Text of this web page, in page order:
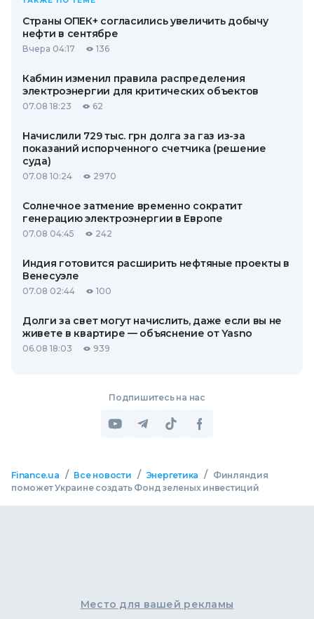
Страны ОПЕК+ согласились увеличить добычу
нефти в сентябре
Вчера 04:17 136
Кабмин изменил правила распределения
электроэнергии для критических объектов
07.08 18:23 62
Начислили 729 тыс. грн долга за газ из-за
показаний испорченного счетчика (решение
суда)
07.08 10:24 2970
Солнечное затмение временно сократит
генерацию электроэнергии в Европе
07.08 04:45 242
Индия готовится расширить нефтяные проекты в
Венесуэле
07.08 02:44 100
Долги за свет могут начислить, даже если вы не
живете в квартире — объяснение от Yasno
06.08 18:03 939
Подпишитесь на нас
Finance.ua / Все новости / Энергетика /
Финляндия
поможет Украине создать Фонд зеленых инвестиций
Место для вашей рекламы